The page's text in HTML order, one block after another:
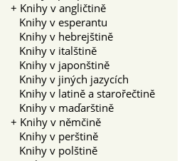
+ Knihy v angličtině
Knihy v esperantu
Knihy v hebrejštině
Knihy v italštině
Knihy v japonštině
Knihy v jiných jazycích
Knihy v latině a starořečtině
Knihy v maďarštině
+ Knihy v němčině
Knihy v perštině
Knihy v polštině